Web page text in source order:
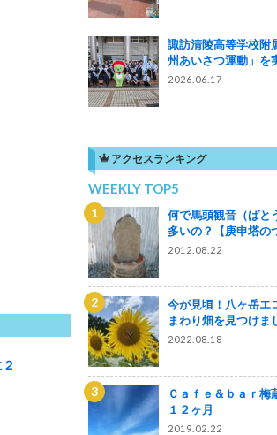
諏訪清陵高等学校附
州あいさつ運動」を
2026.06.17
アクセスランキング
WEEKLY TOP5
何で馬頭観音（ばと
多いの？【庚申塔の
2012.08.22
今が見頃！八ヶ岳エ
まわり畑を見つけま
2022.08.18
Ｃａｆｅ＆ｂａｒ
１２ヶ月
2019.02.22